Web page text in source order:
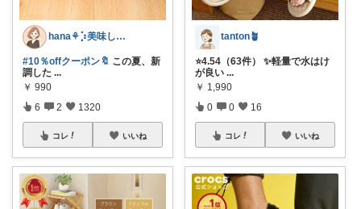
hana‎‎⚘⡱美味しい暮らし🤍𐙚
#10％offクーポン🔖 この夏、新
調した ...
￥ 990
6 2 1320
コレ いいね
tanton🪴
⭐4.54（63件） ✨軽量で水はけ
が良い ...
￥ 1,990
0 0 16
コレ いいね